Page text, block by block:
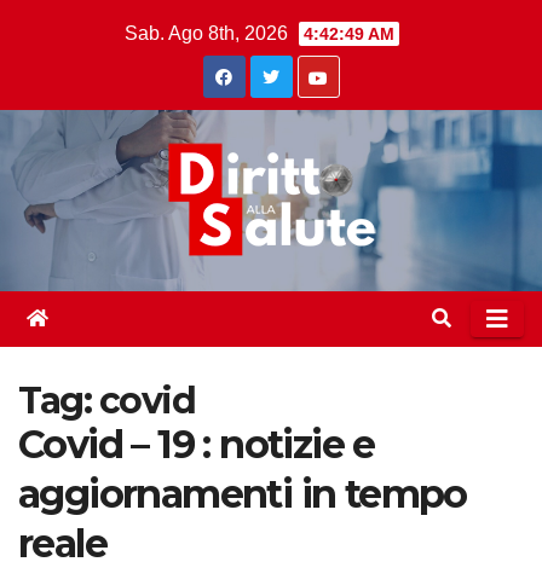
Sab. Ago 8th, 2026 4:42:50 AM
Tag:covid
Covid – 19 : notizie e
aggiornamenti in tempo
reale